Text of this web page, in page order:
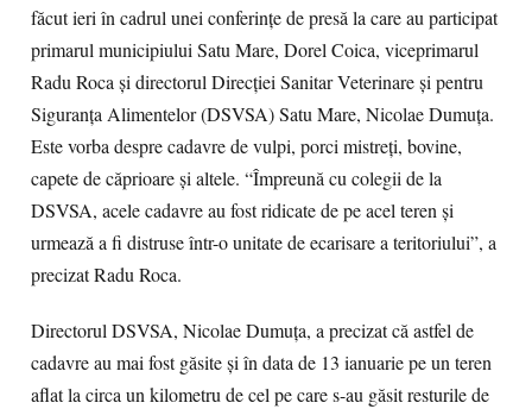
făcut ieri în cadrul unei conferinţe de presă la care au participat
primarul municipiului Satu Mare, Dorel Coica, viceprimarul
Radu Roca şi directorul Direcţiei Sanitar Veterinare şi pentru
Siguranţa Alimentelor (DSVSA) Satu Mare, Nicolae Dumuţa.
Este vorba despre cadavre de vulpi, porci mistreţi, bovine,
capete de căprioare şi altele. “Împreună cu colegii de la
DSVSA, acele cadavre au fost ridicate de pe acel teren şi
urmează a fi distruse într-o unitate de ecarisare a teritoriului”, a
precizat Radu Roca.
Directorul DSVSA, Nicolae Dumuţa, a precizat că astfel de
cadavre au mai fost găsite şi în data de 13 ianuarie pe un teren
aflat la circa un kilometru de cel pe care s-au găsit resturile de